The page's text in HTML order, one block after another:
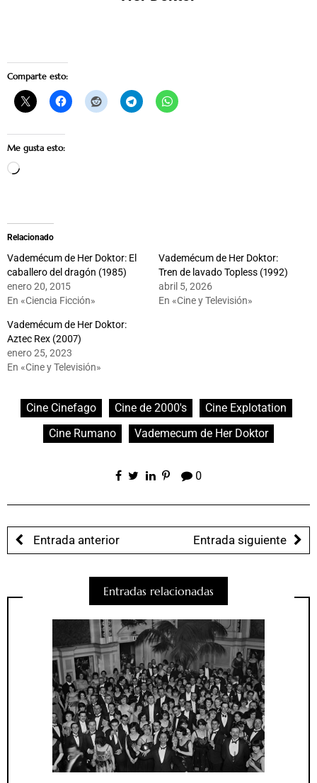
Comparte esto:
Me gusta esto:
Cargando...
Relacionado
Vademécum de Her Doktor: El
caballero del dragón (1985)
enero 20, 2015
En «Ciencia Ficción»
Vademécum de Her Doktor:
Tren de lavado Topless (1992)
abril 5, 2026
En «Cine y Televisión»
Vademécum de Her Doktor:
Aztec Rex (2007)
enero 25, 2023
En «Cine y Televisión»
Cine Cinefago Cine de 2000's
Cine Explotation
Cine Rumano
Vademecum de Her Doktor
0
Entrada anterior Entrada siguiente
Entradas relacionadas